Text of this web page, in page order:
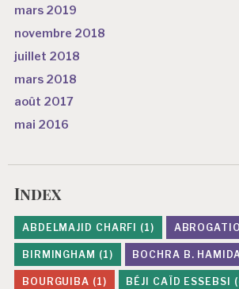
mars 2019
novembre 2018
juillet 2018
mars 2018
août 2017
mai 2016
Index
ABDELMAJID CHARFI (1)
BIRMINGHAM (1) BOCHRA B.
BOURGUIBA (1) BÉJI CAÏD ESSEBSI